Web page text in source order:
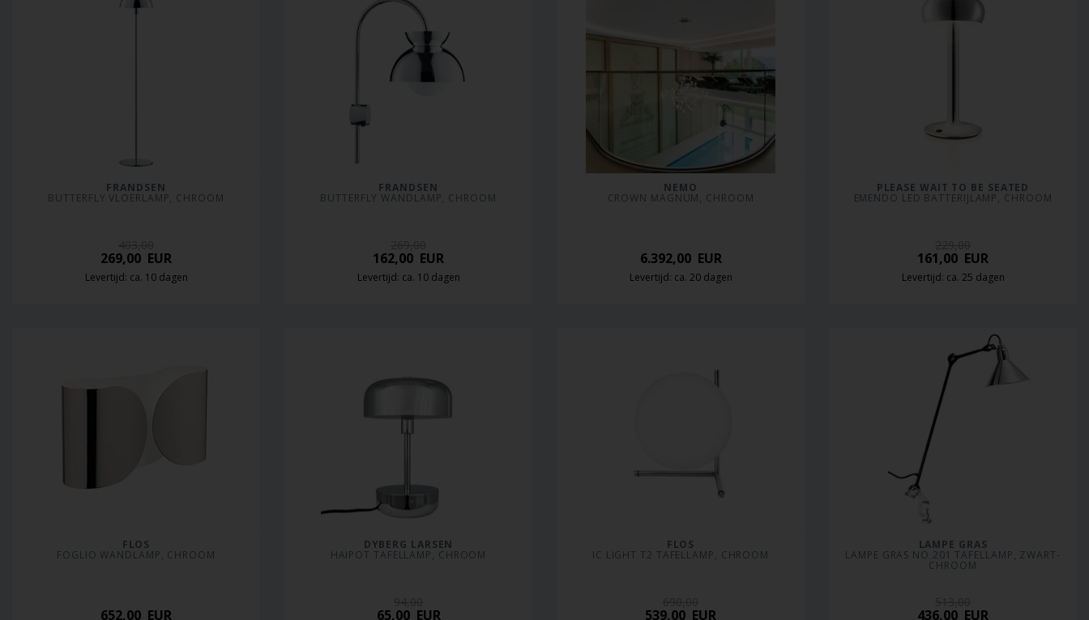
FRANDSEN
BUTTERFLY VLOERLAMP, CHROOM
269,00 EUR
Levertijd: ca. 10 dagen
FRANDSEN
BUTTERFLY WANDLAMP, CHROOM
162,00 EUR
Levertijd: ca. 10 dagen
NEMO
CROWN MAGNUM, CHROOM
6.392,00EUR
Levertijd: ca. 20 dagen
PLEASE WAIT TO BE SEATED
EMENDO LED BATTERIJLAMP, CHROOM
161,00 EUR
Levertijd: ca. 25 dagen
FLOS
FOGLIO WANDLAMP, CHROOM
652,00 EUR
DYBERG LARSEN
HAIPOT TAFELLAMP, CHROOM
65,00EUR
FLOS
IC LIGHT T2 TAFELLAMP, CHROOM
539,00 EUR
LAMPE GRAS
LAMPE GRAS NO 201 TAFELLAMP, ZWART-
CHROOM
436,00 EUR